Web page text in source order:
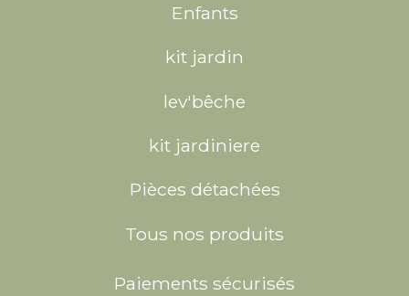
Enfants
kit jardin
lev'bêche
kit jardiniere
Pièces détachées
Tous nos produits
Paiements sécurisés